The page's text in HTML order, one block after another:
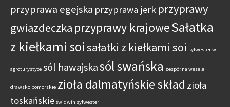
przyprawa egejska przyprawa jerk przyprawy
gwiazdeczka przyprawy krajoweSałatka
z kiełkami soisałatki z kiełkami soi sylwester w
agroturystyce sól hawajskasól swańska zespół na wesele
drawsko pomorskie zioła dalmatyńskie skład zioła
toskańskie świdwin sylwester